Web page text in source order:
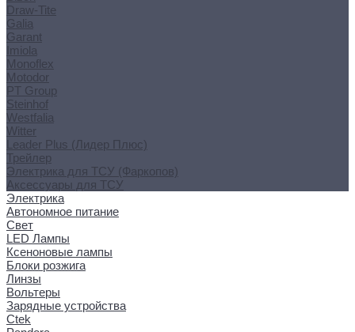
Draw-Tite
Galia
Garant
Imiola
Monoflex
Motodor
PT Group
Steinhof
Westfalia
Witter
Leader Plus (Лидер Плюс)
Трейлер
Электрика для ТСУ (Фаркопов)
Аксессуары для ТСУ
Электрика
Автономное питание
Свет
LED Лампы
Ксеноновые лампы
Блоки розжига
Линзы
Вольтеры
Зарядные устройства
Ctek